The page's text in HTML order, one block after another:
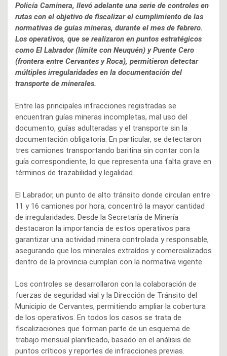
Policía Caminera, llevó adelante una serie de controles en
rutas con el objetivo de fiscalizar el cumplimiento de las
normativas de guías mineras, durante el mes de febrero.
Los operativos, que se realizaron en puntos estratégicos
como El Labrador (límite con Neuquén) y Puente Cero
(frontera entre Cervantes y Roca), permitieron detectar
múltiples irregularidades en la documentación del
transporte de minerales.
Entre las principales infracciones registradas se
encuentran guías mineras incompletas, mal uso del
documento, guías adulteradas y el transporte sin la
documentación obligatoria. En particular, se detectaron
tres camiones transportando baritina sin contar con la
guía correspondiente, lo que representa una falta grave en
términos de trazabilidad y legalidad.
El Labrador, un punto de alto tránsito donde circulan entre
11 y 16 camiones por hora, concentró la mayor cantidad
de irregularidades. Desde la Secretaría de Minería
destacaron la importancia de estos operativos para
garantizar una actividad minera controlada y responsable,
asegurando que los minerales extraídos y comercializados
dentro de la provincia cumplan con la normativa vigente.
Los controles se desarrollaron con la colaboración de
fuerzas de seguridad vial y la Dirección de Tránsito del
Municipio de Cervantes, permitiendo ampliar la cobertura
de los operativos. En todos los casos se trata de
fiscalizaciones que forman parte de un esquema de
trabajo mensual planificado, basado en el análisis de
puntos críticos y reportes de infracciones previas.